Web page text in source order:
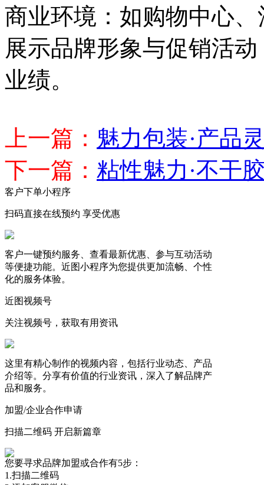
商业环境：如购物中心
展示品牌形象与促销活
业绩。
上一篇： 魅力包装·产品
下一篇： 粘性魅力·不干
客户下单小程序
扫码直接在线预约 享受优惠
客户一键预约服务、查看最新优惠、参与互动活动
等便捷功能。近图小程序为您提供更加流畅、个性
化的服务体验。
近图视频号
关注视频号，获取有用资讯
这里有精心制作的视频内容，包括行业动态、产品
介绍等。分享有价值的行业资讯，深入了解品牌产
品和服务。
加盟/企业合作申请
扫描二维码 开启新篇章
您要寻求品牌加盟或合作有5步：
1.扫描二维码